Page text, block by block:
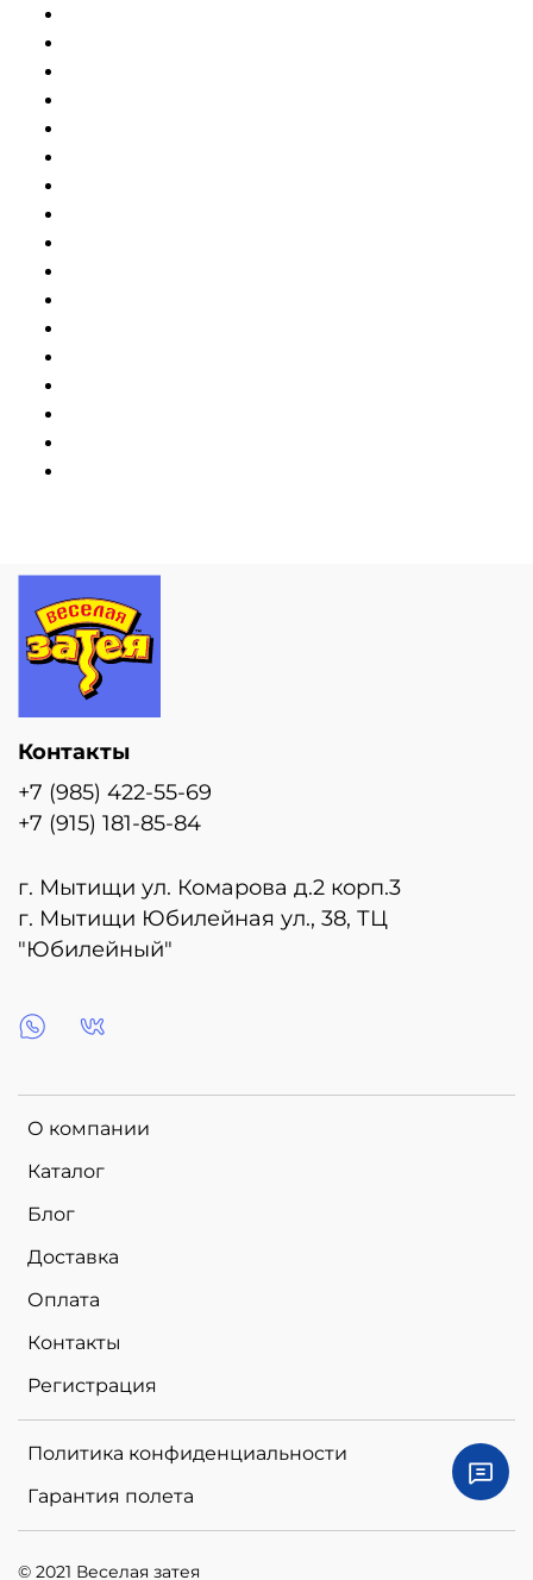
О компании
Каталог
Блог
Доставка
Оплата
Контакты
Регистрация
Политика конфиденциальности
Гарантия полета
Контакты
+7 (985) 422-55-69
+7 (915) 181-85-84
г. Мытищи ул. Комарова д.2 корп.3
г. Мытищи Юбилейная ул., 38, ТЦ
"Юбилейный"
© 2021 Веселая затея